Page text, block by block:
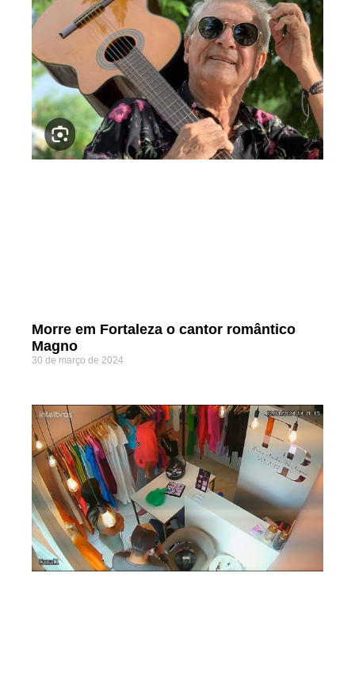
Morre em Fortaleza o cantor romântico
Magno
30 de março de 2024